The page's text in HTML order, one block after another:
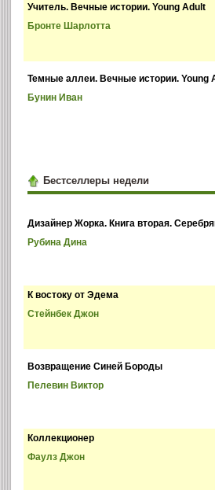
Учитель. Вечные истории. Young Adult
Бронте Шарлотта
Темные аллеи. Вечные истории. Young
Бунин Иван
Бестселлеры недели
Дизайнер Жорка. Книга вторая.
Рубина Дина
К востоку от Эдема
Стейнбек Джон
Возвращение Синей Бороды
Пелевин Виктор
Коллекционер
Фаулз Джон